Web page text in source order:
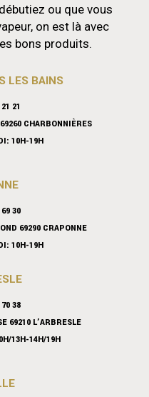
ou que vous
on est là avec
bons produits.
LES BAINS
21
CHARBONNIÈRES
10H-19H
30
69290 CRAPONNE
10H-19H
38
69210 L’ARBRESLE
13H-14H/19H